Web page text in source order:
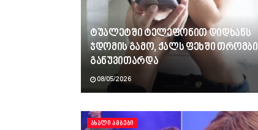
ტუალეტში ტელეფონით დიდხანს
ჯდომის გამო, ქალს ფეხში თრომბი
განუვითარდა
08/05/2026
ᲐᲮᲐᲚᲘ ᲐᲛᲑᲔᲑᲘ